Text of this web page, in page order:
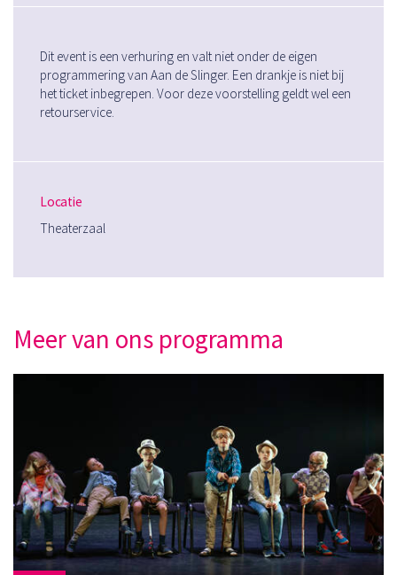
Dit event is een verhuring en valt niet onder de eigen
programmering van Aan de Slinger. Een drankje is niet bij
het ticket inbegrepen. Voor deze voorstelling geldt wel een
retourservice.
Locatie
Theaterzaal
Meer van ons programma